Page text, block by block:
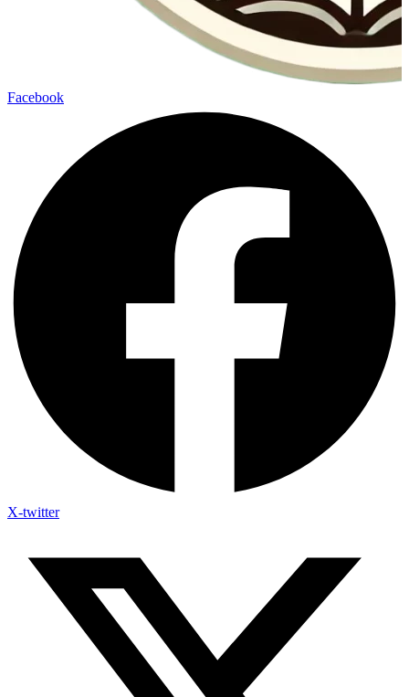
Facebook
X-twitter